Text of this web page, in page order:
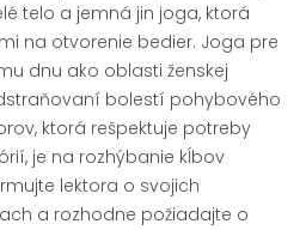
telo a jemná jin joga, ktorá
na otvorenie bedier. Joga pre
dnu ako oblasti ženskej
bolestí pohybového
ktorá rešpektuje potreby
je na rozhýbanie kĺbov
lektora o svojich
a rozhodne požiadajte o